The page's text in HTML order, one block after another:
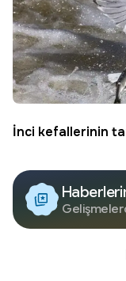
İnci kefallerinin
Edin